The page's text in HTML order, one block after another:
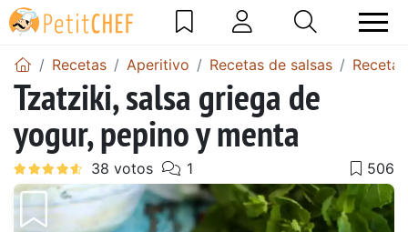
Recetas Aperitivo Recetas de salsas
Tzatziki, salsa griega de
yogur, pepino y menta